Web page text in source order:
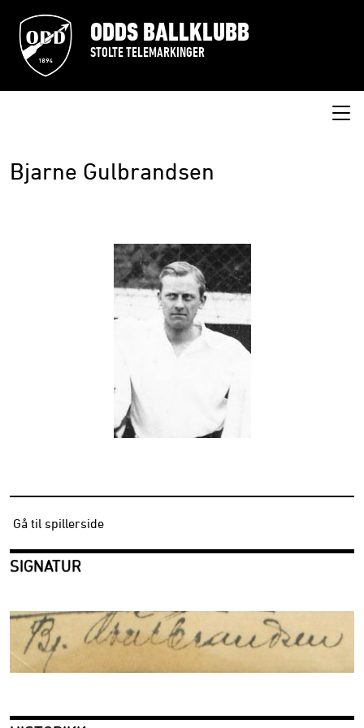
ODDS BALLKLUBB
STOLTE TELEMARKINGER
Bjarne Gulbrandsen
Gå til spillerside
SIGNATUR